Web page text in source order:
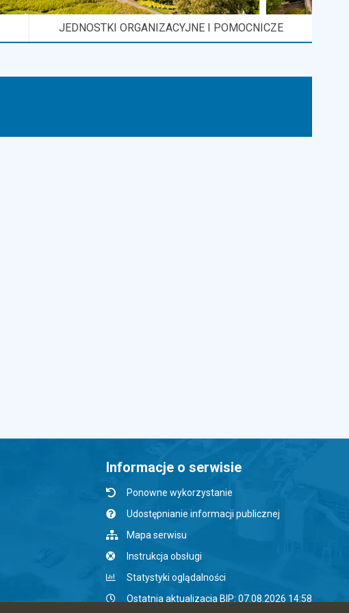
JEDNOSTKI ORGANIZACYJNE I POMOCNICZE
Informacje o serwisie
Ponowne wykorzystanie
Udostępnianie informacji publicznej
Mapa serwisu
Instrukcja obsługi
Statystyki oglądalności
Ostatnia aktualizacja BIP: 07.08.2026 14:58